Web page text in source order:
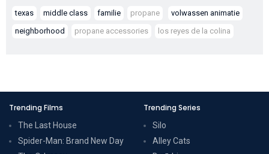
texas middle class familie propane
volwassen animatie
neighborhood
propane accessories los reyes de la colina
Trending Films
The Last House
Spider-Man: Brand New Day
Trending Series
Silo
Alley Cats